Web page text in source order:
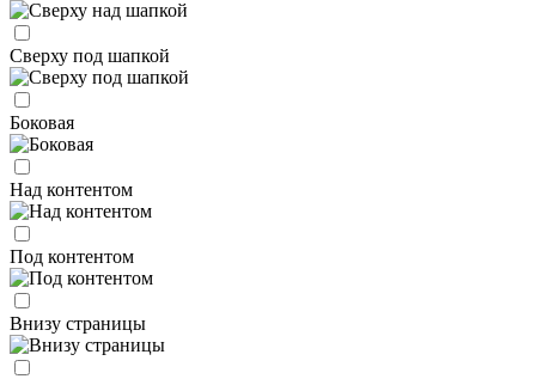
Сверху под шапкой
Боковая
Над контентом
Под контентом
Внизу страницы